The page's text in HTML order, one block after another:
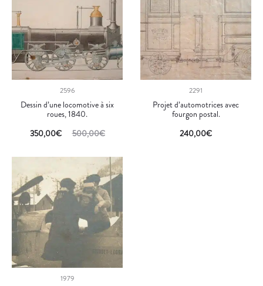
2596
Dessin d’une locomotive à six
roues, 1840.
500,00€
350,00€
2291
Projet d’automotrices avec
fourgon postal.
240,00€
1979